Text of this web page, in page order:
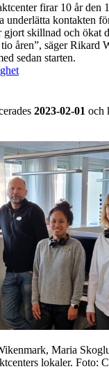
firar 10 år den
underlätta kontakten
skillnad och ökat
åren”, säger Rikard
sedan starten.
2023-02-01 och
Maria
lokaler. Foto: